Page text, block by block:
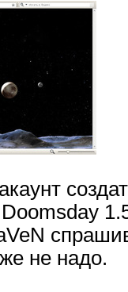
не надо.